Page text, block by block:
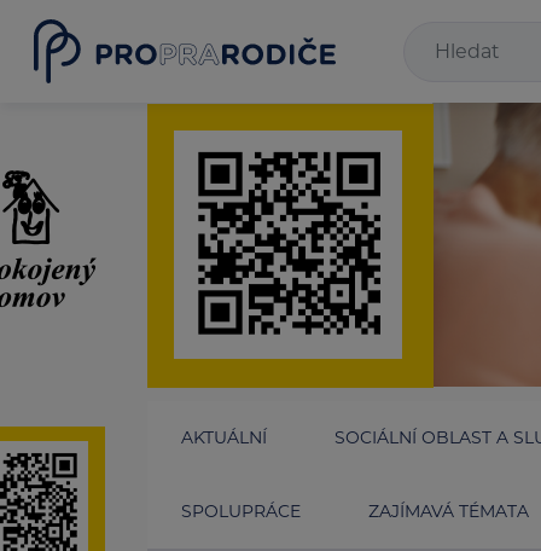
AKTUÁLNÍ SOCIÁLNÍ OBLAST A
SPOLUPRÁCE ZAJÍMAVÁ TÉMATA